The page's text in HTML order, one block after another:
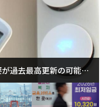
過去最高更新の可能性